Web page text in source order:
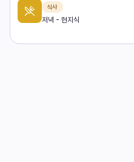
식사
저녁 - 현지식